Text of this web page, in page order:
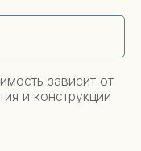
зависит от
и конструкции